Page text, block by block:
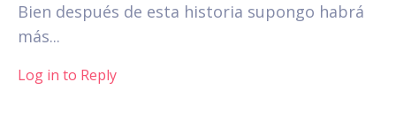
Bien después de esta historia supongo habrá
más...
Log in to Reply